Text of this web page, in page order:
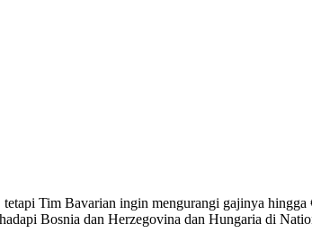
Tim Bavarian ingin mengurangi gajinya
Bosnia dan Herzegovina dan Hungaria di